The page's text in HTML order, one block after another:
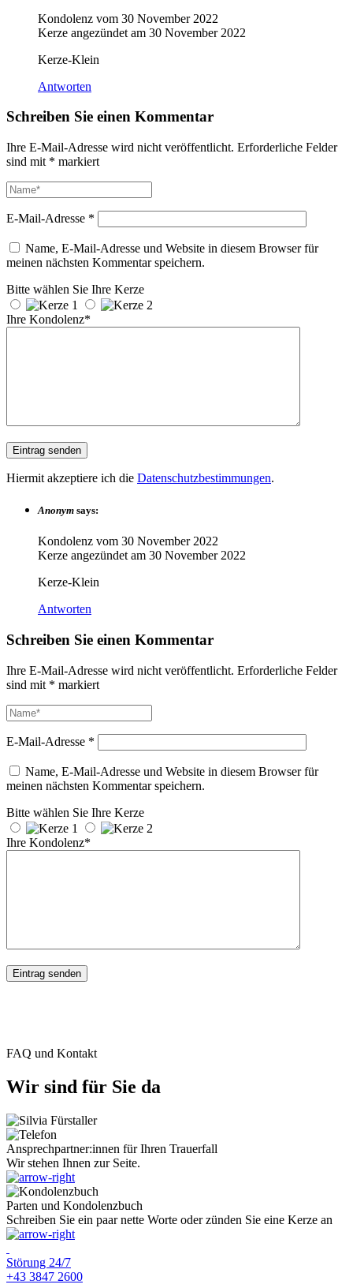
Kondolenz vom 30 November 2022
Kerze angezündet am 30 November 2022
Kerze-Klein
Antworten
Schreiben Sie einen Kommentar
Ihre E-Mail-Adresse wird nicht veröffentlicht. Erforderliche Felder
sind mit * markiert
E-Mail-Adresse *
Name, E-Mail-Adresse und Website in diesem Browser für
meinen nächsten Kommentar speichern.
Bitte wählen Sie Ihre Kerze
Ihre Kondolenz*
Hiermit akzeptiere ich die Datenschutzbestimmungen.
Anonym says:
Kondolenz vom 30 November 2022
Kerze angezündet am 30 November 2022
Kerze-Klein
Antworten
Schreiben Sie einen Kommentar
Ihre E-Mail-Adresse wird nicht veröffentlicht. Erforderliche Felder
sind mit * markiert
E-Mail-Adresse *
Name, E-Mail-Adresse und Website in diesem Browser für
meinen nächsten Kommentar speichern.
Bitte wählen Sie Ihre Kerze
Ihre Kondolenz*
FAQ und Kontakt
Wir sind für Sie da
Ansprechpartner:innen für Ihren Trauerfall
Wir stehen Ihnen zur Seite.
Parten und Kondolenzbuch
Schreiben Sie ein paar nette Worte oder zünden Sie eine Kerze an
Störung 24/7
+43 3847 2600